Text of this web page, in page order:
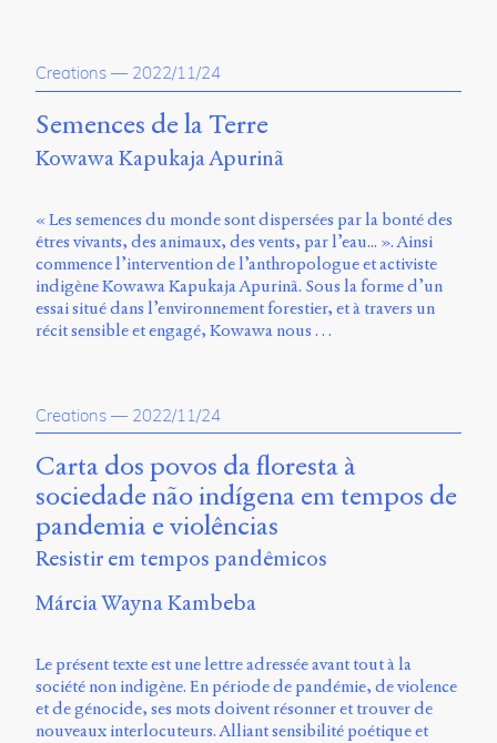
Creations — 2022/11/24
Semences de la Terre
Kowawa Kapukaja Apurinã
« Les semences du monde sont dispersées par la bonté des
êtres vivants, des animaux, des vents, par l’eau... ». Ainsi
commence l’intervention de l’anthropologue et activiste
indigène Kowawa Kapukaja Apurinã. Sous la forme d’un
essai situé dans l’environnement forestier, et à travers un
récit sensible et engagé, Kowawa nous …
Creations — 2022/11/24
Carta dos povos da floresta à
sociedade não indígena em tempos de
pandemia e violências
Resistir em tempos pandêmicos
Márcia Wayna Kambeba
Le présent texte est une lettre adressée avant tout à la
société non indigène. En période de pandémie, de violence
et de génocide, ses mots doivent résonner et trouver de
nouveaux interlocuteurs. Alliant sensibilité poétique et